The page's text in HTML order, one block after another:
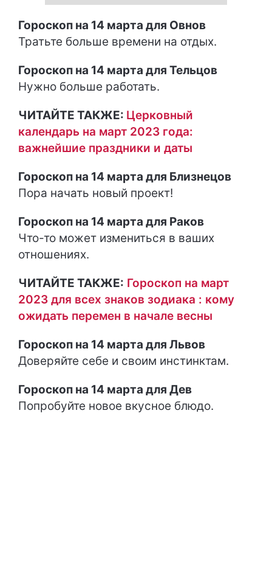
Гороскоп на 14 марта для Овнов
Тратьте больше времени на отдых.
Гороскоп на 14 марта для Тельцов
Нужно больше работать.
ЧИТАЙТЕ ТАКЖЕ: Церковный
календарь на март 2023 года:
важнейшие праздники и даты
Гороскоп на 14 марта для Близнецов
Пора начать новый проект!
Гороскоп на 14 марта для Раков
Что-то может измениться в ваших
отношениях.
ЧИТАЙТЕ ТАКЖЕ: Гороскоп на март
2023 для всех знаков зодиака : кому
ожидать перемен в начале весны
Гороскоп на 14 марта для Львов
Доверяйте себе и своим инстинктам.
Гороскоп на 14 марта для Дев
Попробуйте новое вкусное блюдо.